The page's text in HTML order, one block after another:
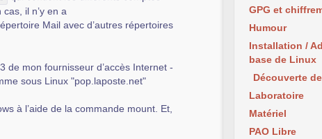
il n’y en a
Mail avec d’autres répertoires
de mon fournisseur d’accès Internet -
sous Linux "pop.laposte.net"
à l’aide de la commande mount. Et,
GPG et
Humour
Installation /
base de Linux
Découverte
Laboratoire
Matériel
PAO Libre